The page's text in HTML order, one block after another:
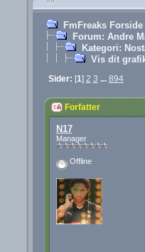
FmFreaks Forside
Forum: Andre
Kategori:
Vis dit
Sider: [1] 2 3 ... 894
Forfatter
N17
Manager
Offline